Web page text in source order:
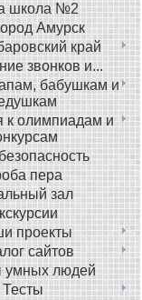
школа №2
Амурск
край
звонков и...
бабушкам и
к олимпиадам и
пера
зал
проекты
сайтов
умных людей
Тесты